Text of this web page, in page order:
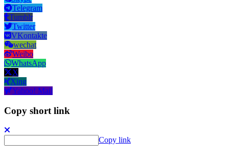
Telegram
Tumblr
Twitter
VKontakte
wechat
Weibo
WhatsApp
X
Xing
Yahoo! Mail
Copy short link
Copy link